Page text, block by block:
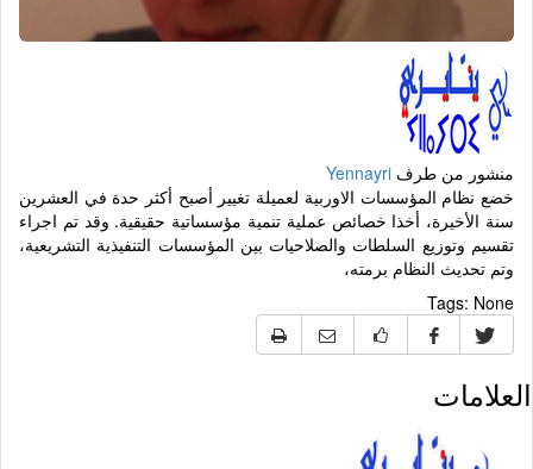
منشور من طرف Yennayri
خضع نظام المؤسسات الاوربية لعميلة تغيير أصبح أكثر حدة في العشرين
سنة الأخيرة، أخذا خصائص عملية تنمية مؤسساتية حقيقية. وقد تم اجراء
تقسيم وتوزيع السلطات والصلاحيات بين المؤسسات التنفيذية التشريعية،
وتم تحديث النظام برمته،
Tags: None
العلامات